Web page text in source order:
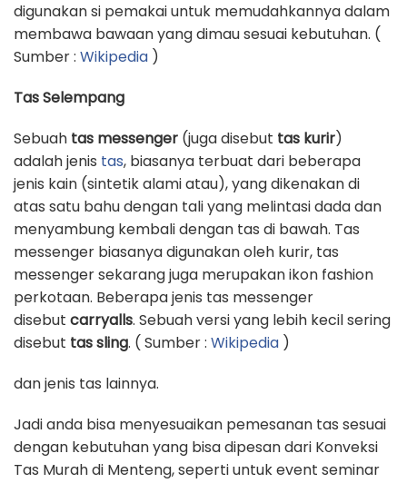
digunakan si pemakai untuk memudahkannya dalam
membawa bawaan yang dimau sesuai kebutuhan. (
Sumber : Wikipedia )
Tas Selempang
Sebuah tas messenger (juga disebut tas kurir)
adalah jenis tas, biasanya terbuat dari beberapa
jenis kain (sintetik alami atau), yang dikenakan di
atas satu bahu dengan tali yang melintasi dada dan
menyambung kembali dengan tas di bawah. Tas
messenger biasanya digunakan oleh kurir, tas
messenger sekarang juga merupakan ikon fashion
perkotaan. Beberapa jenis tas messenger
disebut carryalls. Sebuah versi yang lebih kecil sering
disebut tas sling. ( Sumber : Wikipedia )
dan jenis tas lainnya.
Jadi anda bisa menyesuaikan pemesanan tas sesuai
dengan kebutuhan yang bisa dipesan dari Konveksi
Tas Murah di Menteng, seperti untuk event seminar